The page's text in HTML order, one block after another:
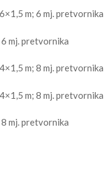
m; 6 mj. pretvornika
mj. pretvornika
m; 8 mj. pretvornika
m; 8 mj. pretvornika
mj. pretvornika